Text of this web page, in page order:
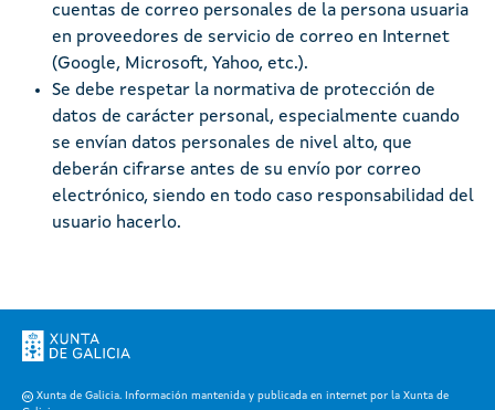
cuentas de correo personales de la persona usuaria
en proveedores de servicio de correo en Internet
(Google, Microsoft, Yahoo, etc.).
Se debe respetar la normativa de protección de
datos de carácter personal, especialmente cuando
se envían datos personales de nivel alto, que
deberán cifrarse antes de su envío por correo
electrónico, siendo en todo caso responsabilidad del
usuario hacerlo.
Xunta de Galicia. Información mantenida y publicada en internet por la Xunta de